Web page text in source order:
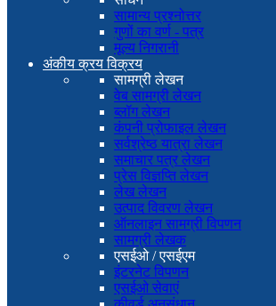
सामान्य प्रश्नोत्तर
गुणों का वर्ण - पत्र
मूल्य निगरानी
अंकीय क्रय विक्रय
सामग्री लेखन
वेब सामग्री लेखन
ब्लॉग लेखन
कंपनी प्रोफाइल लेखन
सर्वश्रेष्ठ यात्रा लेखन
समाचार पत्र लेखन
प्रेस विज्ञप्ति लेखन
लेख लेखन
उत्पाद विवरण लेखन
ऑनलाइन सामग्री विपणन
सामग्री लेखक
एसईओ / एसईएम
इंटरनेट विपणन
एसईओ सेवाएं